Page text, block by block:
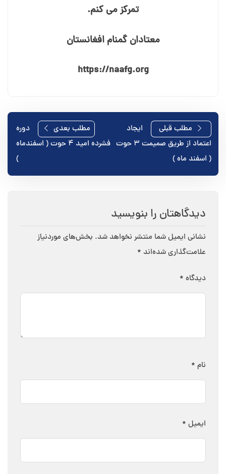
تمرکز می⁯ کنم.
معتادان گمنام افغانستان
https://naafg.org
راهبری
نوشته
مطلب قبلی
ایجاد
اعتماد از طریق صمیمت ۳ حوت
( اسفند ماه )
مطلب بعدی
دوره
فشرده امید ۴ حوت ( اسفندماه
)
دیدگاهتان را بنویسید
نشانی ایمیل شما منتشر نخواهد شد. بخش‌های موردنیاز
علامت‌گذاری شده‌اند *
دیدگاه *
نام *
ایمیل *